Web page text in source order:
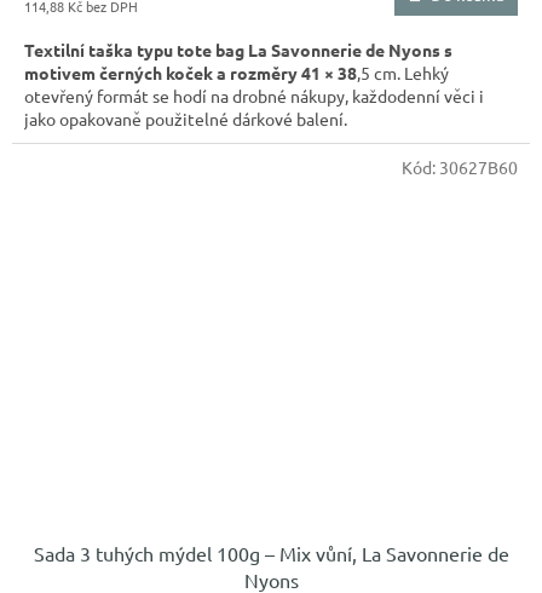
114,88 Kč
Textilní taška typu tote bag La Savonnerie de Nyons s
motivem černých koček a rozměry 41 × 38,5 cm. Lehký
otevřený formát se hodí na drobné nákupy, každodenní věci i
jako opakovaně použitelné dárkové balení.
Sada 3 tuhých mýdel 100g – Mix vůní, La Savonnerie de
Nyons
Kód: 30627B60